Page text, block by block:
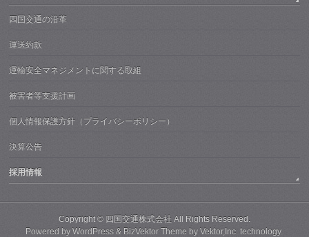
四国交通の沿革
運送約款
運輸安全マネジメントに関する取組
被害者等支援計画
個人情報保護方針（プライバシーポリシー）
決算公告
採用情報
Copyright © 四国交通株式会社All Rights Reserved.
Powered byWordPress & BizVektor Theme byVektor,Inc. technology.